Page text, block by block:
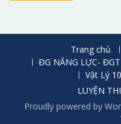
Trang chủ
ĐG NĂNG LỰC-
Vật Lý 10
LUYỆN
Proudly powered by